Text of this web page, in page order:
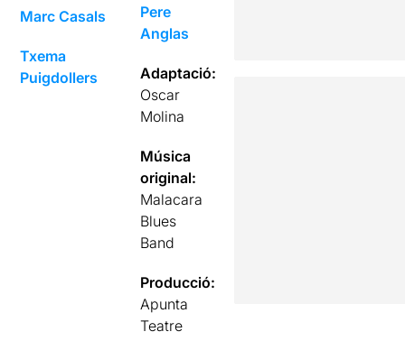
Marc Casals
Txema
Puigdollers
Pere
Anglas
Adaptació:
Oscar
Molina
Música
original:
Malacara
Blues
Band
Producció:
Apunta
Teatre